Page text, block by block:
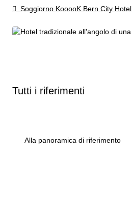
Soggiorno KooooK Bern City Hotel
Tutti i riferimenti
Alla panoramica di riferimento